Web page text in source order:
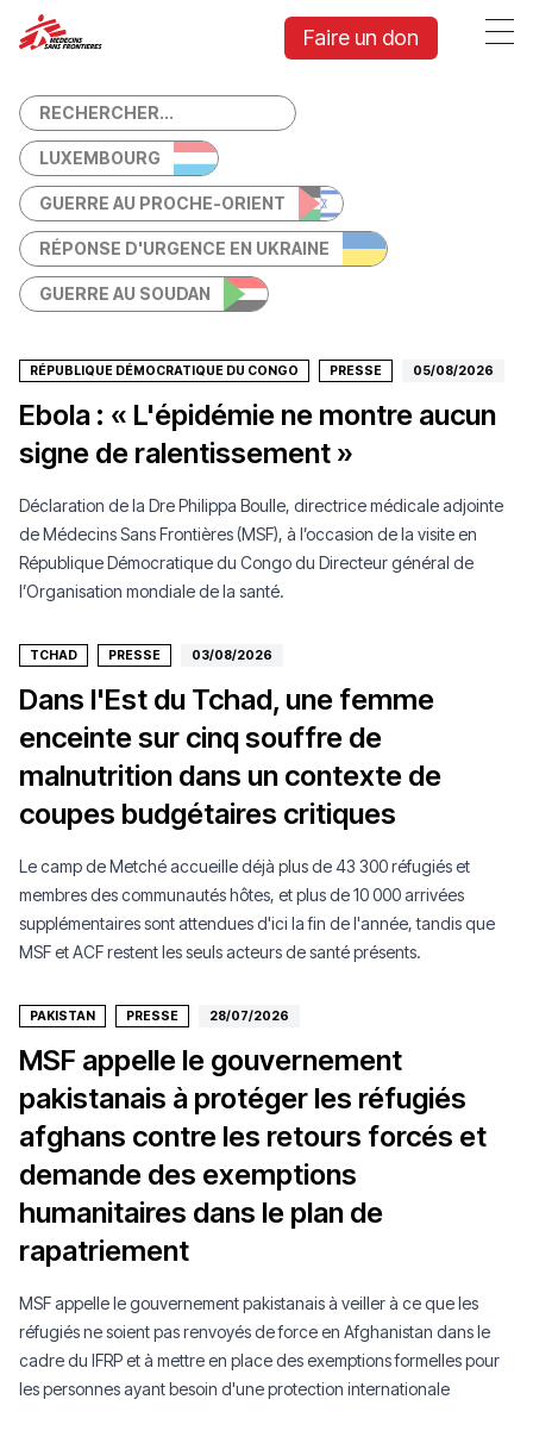
Faire un don
LUXEMBOURG
GUERRE AU PROCHE-ORIENT
RÉPONSE D'URGENCE EN UKRAINE
GUERRE AU SOUDAN
RÉPUBLIQUE DÉMOCRATIQUE DU CONGO PRESSE 05/08/2026
Ebola : « L'épidémie ne montre aucun
signe de ralentissement »
Déclaration de la Dre Philippa Boulle, directrice médicale adjointe
de Médecins Sans Frontières (MSF), à l’occasion de la visite en
République Démocratique du Congo du Directeur général de
l’Organisation mondiale de la santé.
TCHAD PRESSE 03/08/2026
Dans l'Est du Tchad, une femme
enceinte sur cinq souffre de
malnutrition dans un contexte de
coupes budgétaires critiques
Le camp de Metché accueille déjà plus de 43 300 réfugiés et
membres des communautés hôtes, et plus de 10 000 arrivées
supplémentaires sont attendues d'ici la fin de l'année, tandis que
MSF et ACF restent les seuls acteurs de santé présents.
PAKISTAN PRESSE 28/07/2026
MSF appelle le gouvernement
pakistanais à protéger les réfugiés
afghans contre les retours forcés et
demande des exemptions
humanitaires dans le plan de
rapatriement
MSF appelle le gouvernement pakistanais à veiller à ce que les
réfugiés ne soient pas renvoyés de force en Afghanistan dans le
cadre du IFRP et à mettre en place des exemptions formelles pour
les personnes ayant besoin d'une protection internationale
Association d'aide médicale humanitaire — Médecins